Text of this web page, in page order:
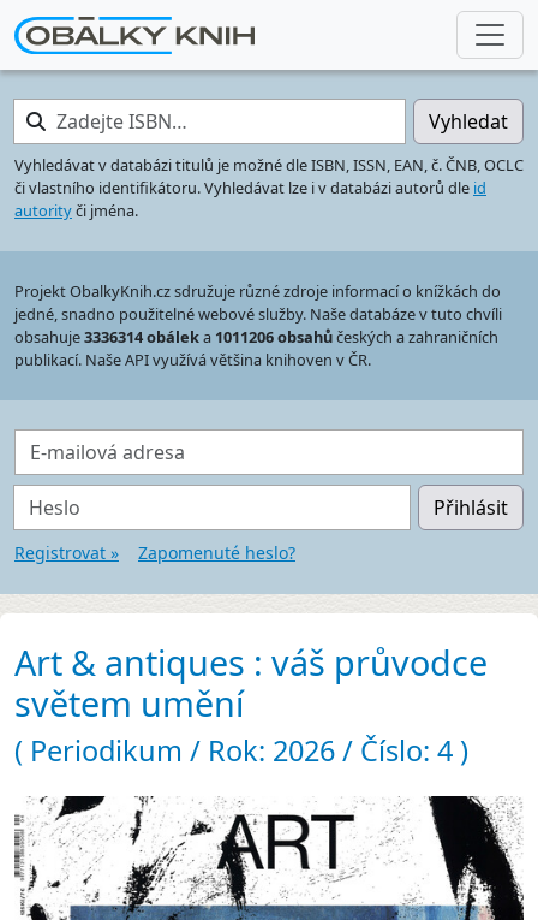
Zadejte ISBN… Vyhledat
Vyhledávat v databázi titulů je možné dle ISBN, ISSN, EAN, č. ČNB, OCLC
či vlastního identifikátoru. Vyhledávat lze i v databázi autorů dle id
autorityči jména.
Projekt ObalkyKnih.cz sdružuje různé zdroje informací o knížkách do
jedné, snadno použitelné webové služby. Naše databáze v tuto chvíli
obsahuje3336314 obáleka 1011206 obsahůčeských a zahraničních
publikací. Naše API využívá většina knihoven v ČR.
E-mailová adresa
Heslo Přihlásit
Registrovat » Zapomenuté heslo?
Art & antiques : váš průvodce
světem umění
( Periodikum / Rok: 2026 / Číslo: 4 )